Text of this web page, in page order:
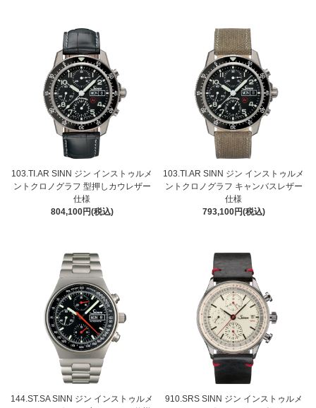
103.TI.AR SINN ジン インストゥルメ
ントクロノグラフ 型押しカウレザー
仕様
804,100円(税込)
103.TI.AR SINN ジン インストゥルメ
ントクロノグラフ キャンバスレザー
仕様
793,100円(税込)
144.ST.SA SINN ジン インストゥルメ
910.SRS SINN ジン インストゥルメ